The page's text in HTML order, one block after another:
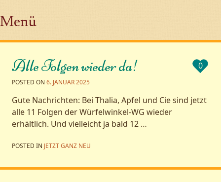
Menü
Zum Inhalt springen
Alle Folgen wieder da!
POSTED ON 6. JANUAR 2025
0
Gute Nachrichten: Bei Thalia, Apfel und Cie sind jetzt
alle 11 Folgen der Würfelwinkel-WG wieder
erhältlich. Und vielleicht ja bald 12 …
POSTED IN JETZT GANZ NEU